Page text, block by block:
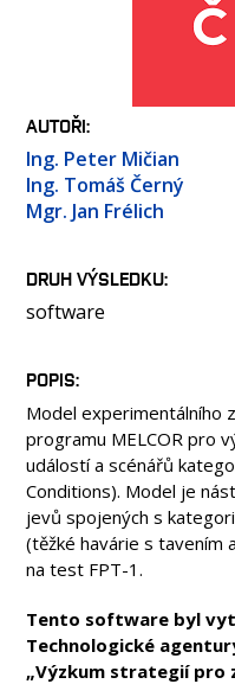
KONFERENCE A SOUTĚŽE
KONTAKT
AUTOŘI
Ing. Peter Mičian
Ing. Tomáš Černý
Mgr. Jan Frélich
DRUH VÝSLEDKU
software
POPIS
Model experimentálního
programu MELCOR pro
událostí a scénářů
Conditions). Model je
jevů spojených s
(těžké havárie s tavením
na test FPT-1.
Tento software byl
Technologické
„Výzkum strategií pro